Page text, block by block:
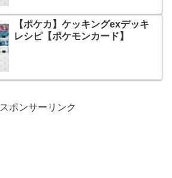
【ポケカ】ケッキングexデッキ
レシピ【ポケモンカード】
スポンサーリンク